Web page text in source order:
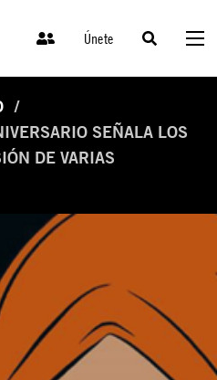
Únete
SEÑALA LOS
DE VARIAS